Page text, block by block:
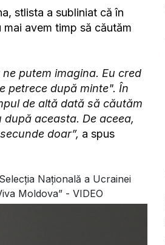
stlista a subliniat că în
avem timp să căutăm
putem imagina. Eu cred
petrece după minte". În
de altă dată să căutăm
aceasta. De aceea,
doar”, a spus
Națională a Ucrainei
Moldova” - VIDEO